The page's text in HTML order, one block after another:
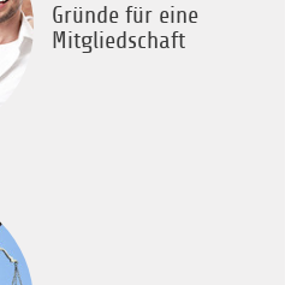
Gründe für eine
Mitgliedschaft